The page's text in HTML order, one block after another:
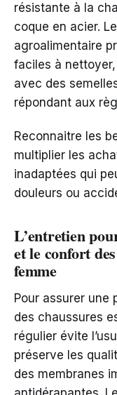
résistante à la
coque en acier.
agroalimentaire
faciles à
avec des
répondant aux
Reconnaitre les
multiplier les
inadaptées qui
douleurs ou
L’entretien
et le confort
femme
Pour assurer une
des chaussures
régulier évite
préserve les
des membranes